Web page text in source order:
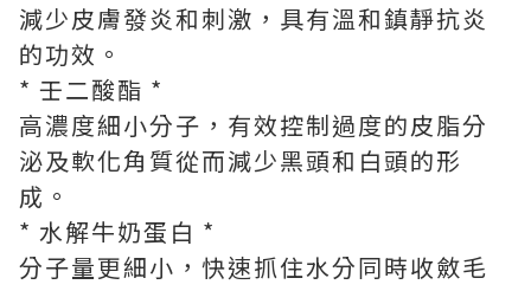
減少皮膚發炎和刺激，具有溫和鎮靜抗炎
的功效。
* 壬二酸酯 *
高濃度細小分子，有效控制過度的皮脂分
泌及軟化角質從而減少黑頭和白頭的形
成。
* 水解牛奶蛋白 *
分子量更細小，快速抓住水分同時收斂毛